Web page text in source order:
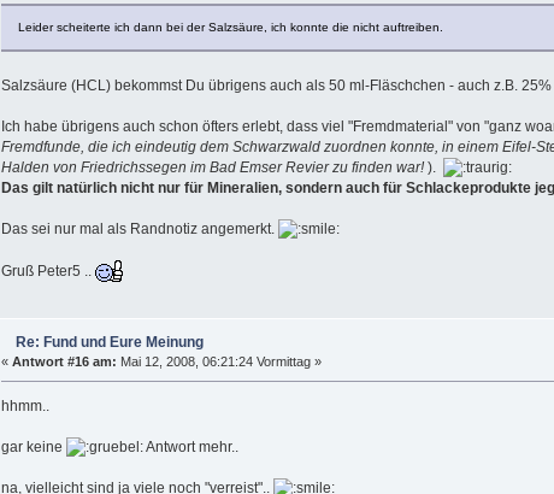
Leider scheiterte ich dann bei der Salzsäure, ich konnte die nicht auftreiben.
Salzsäure (HCL) bekommst Du übrigens auch als 50 ml-Fläschchen - auch z.B.
Ich habe übrigens auch schon öfters erlebt, dass viel "Fremdmaterial" von "ganz
Fremdfunde, die ich eindeutig dem Schwarzwald zuordnen konnte, in einem Eifel-
Halden von Friedrichssegen im Bad Emser Revier zu finden war! ).
Das gilt natürlich nicht nur für Mineralien, sondern auch für Schlackeprodukte
Das sei nur mal als Randnotiz angemerkt.
Gruß Peter5 ..
Re: Fund und Eure Meinung
« Antwort #16 am: Mai 12, 2008, 06:21:24 Vormittag »
hhmm..
gar keine Antwort mehr..
na, vielleicht sind ja viele noch "verreist"..